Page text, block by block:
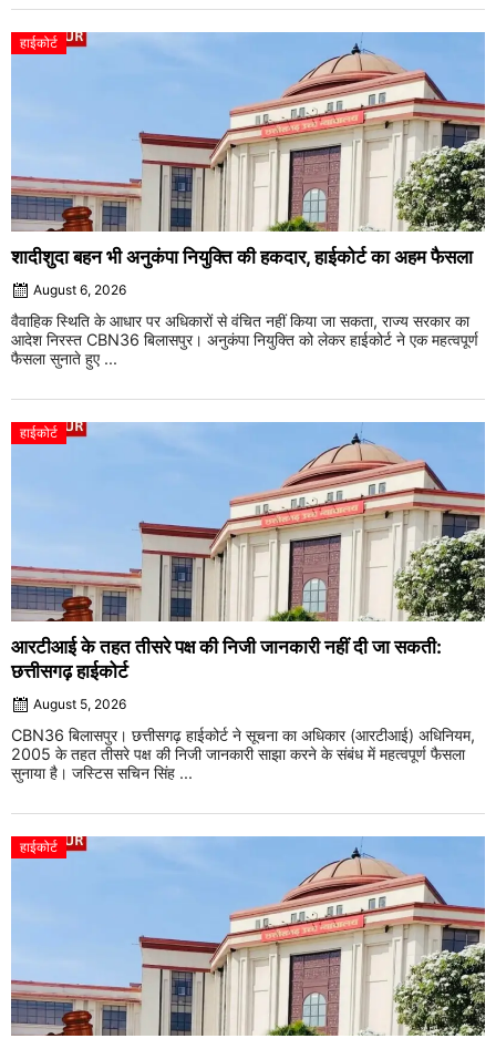
हाईकोर्ट
शादीशुदा बहन भी अनुकंपा नियुक्ति की हकदार, हाईकोर्ट का अहम फैसला
August 6, 2026
वैवाहिक स्थिति के आधार पर अधिकारों से वंचित नहीं किया जा सकता, राज्य सरकार का
आदेश निरस्त CBN36 बिलासपुर। अनुकंपा नियुक्ति को लेकर हाईकोर्ट ने एक महत्वपूर्ण
फैसला सुनाते हुए ...
हाईकोर्ट
आरटीआई के तहत तीसरे पक्ष की निजी जानकारी नहीं दी जा सकती:
छत्तीसगढ़ हाईकोर्ट
August 5, 2026
CBN36 बिलासपुर। छत्तीसगढ़ हाईकोर्ट ने सूचना का अधिकार (आरटीआई) अधिनियम,
2005 के तहत तीसरे पक्ष की निजी जानकारी साझा करने के संबंध में महत्वपूर्ण फैसला
सुनाया है। जस्टिस सचिन सिंह ...
हाईकोर्ट